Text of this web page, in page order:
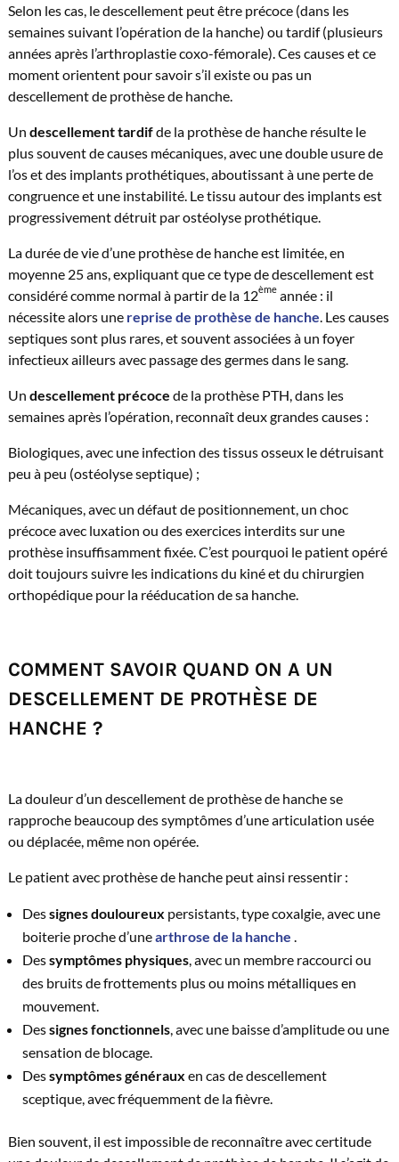
Selon les cas, le descellement peut être précoce (dans les
semaines suivant l’opération de la hanche) ou tardif (plusieurs
années après l’arthroplastie coxo-fémorale). Ces causes et ce
moment orientent pour savoir s’il existe ou pas un
descellement de prothèse de hanche.
Un descellement tardifde la prothèse de hanche résulte le
plus souvent de causes mécaniques, avec une double usure de
l’os et des implants prothétiques, aboutissant à une perte de
congruence et une instabilité. Le tissu autour des implants est
progressivement détruit par ostéolyse prothétique.
La durée de vie d’une prothèse de hanche est limitée, en
moyenne 25 ans, expliquant que ce type de descellement est
considéré comme normal à partir de la 12èmeannée : il
nécessite alors une reprise de prothèse de hanche . Les causes
septiques sont plus rares, et souvent associées à un foyer
infectieux ailleurs avec passage des germes dans le sang.
Un descellement précoce de la prothèse PTH, dans les
semaines après l’opération, reconnaît deux grandes causes :
Biologiques, avec une infection des tissus osseux le détruisant
peu à peu (ostéolyse septique) ;
Mécaniques, avec un défaut de positionnement, un choc
précoce avec luxation ou des exercices interdits sur une
prothèse insuffisamment fixée. C’est pourquoi le patient opéré
doit toujours suivre les indications du kiné et du chirurgien
orthopédique pour la rééducation de sa hanche.
COMMENT SAVOIR QUAND ON A UN
DESCELLEMENT DE PROTHÈSE DE
HANCHE ?
La douleur d’un descellement de prothèse de hanche se
rapproche beaucoup des symptômes d’une articulation usée
ou déplacée, même non opérée.
Le patient avec prothèse de hanche peut ainsi ressentir :
Dessignes douloureux persistants, type coxalgie, avec une
boiterie proche d’unearthrose de la hanche
Dessymptômes physiques, avec un membre raccourci ou
des bruits de frottements plus ou moins métalliques en
mouvement.
Dessignes fonctionnels, avec une baisse d’amplitude ou une
sensation de blocage.
Dessymptômes généraux en cas de descellement
sceptique, avec fréquemment de la fièvre.
Bien souvent, il est impossible de reconnaître avec certitude